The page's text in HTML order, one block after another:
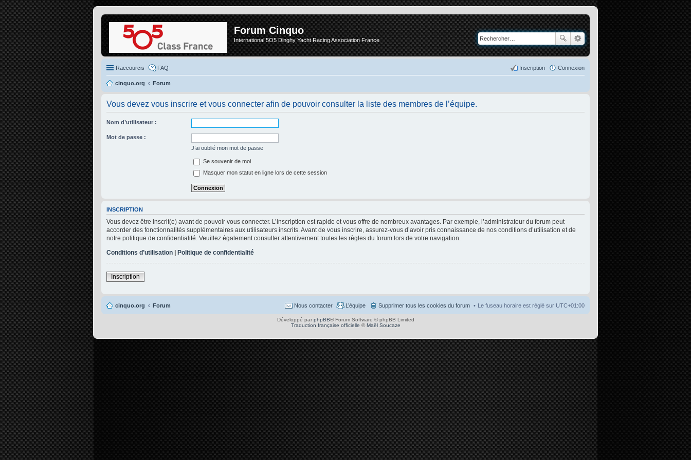
Forum Cinquo
International 5O5 Dinghy Yacht Racing Association France
Raccourcis FAQ Connexion
Inscription
cinquo.org Forum
Vous devez vous inscrire et vous connecter afin de pouvoir consulter la liste des membres de l’équipe.
Nom d’utilisateur :
Mot de passe :
J’ai oublié mon mot de passe
Se souvenir de moi
Masquer mon statut en ligne lors de cette session
INSCRIPTION
Vous devez être inscrit(e) avant de pouvoir vous connecter. L’inscription est rapide et vous offre de nombreux avantages. Par exemple, l’administrateur du forum peut
accorder des fonctionnalités supplémentaires aux utilisateurs inscrits. Avant de vous inscrire, assurez-vous d’avoir pris connaissance de nos conditions d’utilisation et de
notre politique de confidentialité. Veuillez également consulter attentivement toutes les règles du forum lors de votre navigation.
Conditions d’utilisation | Politique de confidentialité
Inscription
cinquo.org Forum Le fuseau horaire est réglé sur UTC+01:00
Supprimer tous les cookies du forum
L’équipe
Nous contacter
Développé par phpBB® Forum Software © phpBB Limited
Traduction française officielle ©Maël Soucaze